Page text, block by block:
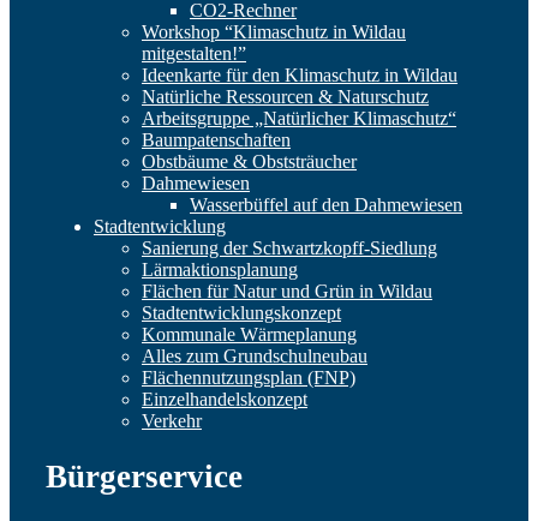
CO2-Rechner
Workshop “Klimaschutz in Wildau
mitgestalten!”
Ideenkarte für den Klimaschutz in Wildau
Natürliche Ressourcen & Naturschutz
Arbeitsgruppe „Natürlicher Klimaschutz“
Baumpatenschaften
Obstbäume & Obststräucher
Dahmewiesen
Wasserbüffel auf den Dahmewiesen
Stadtentwicklung
Sanierung der Schwartzkopff-Siedlung
Lärmaktionsplanung
Flächen für Natur und Grün in Wildau
Stadtentwicklungskonzept
Kommunale Wärmeplanung
Alles zum Grundschulneubau
Flächennutzungsplan (FNP)
Einzelhandelskonzept
Verkehr
Bürgerservice